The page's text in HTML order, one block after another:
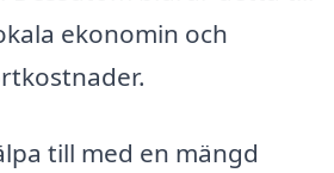
ekonomin och
till med en mängd